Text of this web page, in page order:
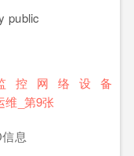
public
息